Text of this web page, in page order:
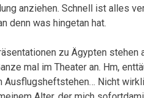
anziehen. Schnell ist alles
denn was hingetan hat.
zu Ägypten stehen
mal im Theater an. Hm,
Ausflugsheftstehen… Nicht